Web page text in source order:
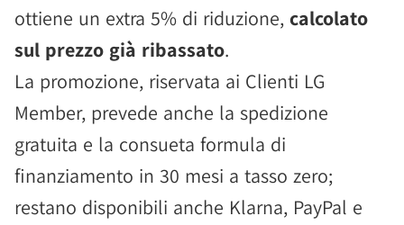
ottiene un extra 5% di riduzione, calcolato
sul prezzo già ribassato.
La promozione, riservata ai Clienti LG
Member, prevede anche la spedizione
gratuita e la consueta formula di
finanziamento in 30 mesi a tasso zero;
restano disponibili anche Klarna, PayPal e